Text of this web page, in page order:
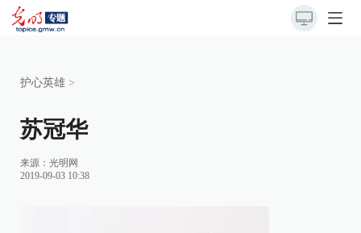
护心英雄 >
苏冠华
来源：光明网
2019-09-03 10:38